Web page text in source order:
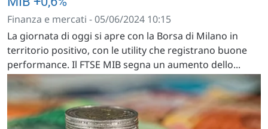
Finanza e mercati - 05/06/2024 10:15
La giornata di oggi si apre con la Borsa di Milano in
territorio positivo, con le utility che registrano buone
performance. Il FTSE MIB segna un aumento dello...